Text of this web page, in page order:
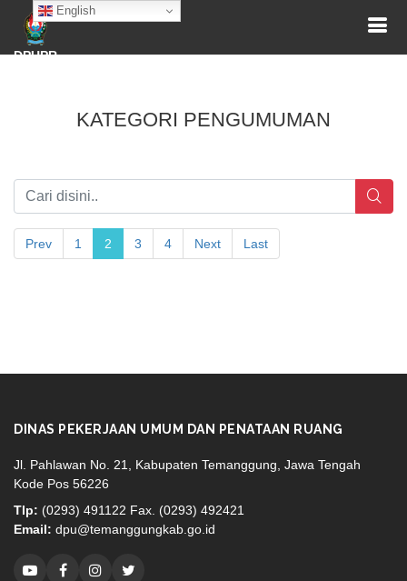
English
DPUPR
KATEGORI PENGUMUMAN
Prev 1 2 3 4 Next Last
DINAS PEKERJAAN UMUM DAN PENATAAN RUANG
Jl. Pahlawan No. 21, Kabupaten Temanggung, Jawa Tengah
Kode Pos 56226
Tlp: (0293) 491122 Fax. (0293) 492421
Email: dpu@temanggungkab.go.id